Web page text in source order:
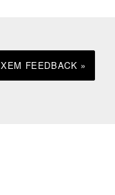
XEM FEEDBACK »